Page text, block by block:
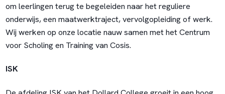
om leerlingen terug te begeleiden naar het reguliere
onderwijs, een maatwerktraject, vervolgopleiding of werk.
Wij werken op onze locatie nauw samen met hetCentrum
voor Scholing en Training van Cosis.
ISK